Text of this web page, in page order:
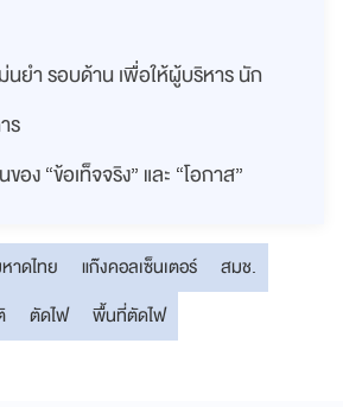
ยำ รอบด้าน เพื่อให้ผู้บริหาร นัก
ร
ง “ข้อเท็จจริง” และ “โอกาส”
าดไทย แก๊งคอลเซ็นเตอร์
สมช.
ตัดไฟ พื้นที่ตัดไฟ